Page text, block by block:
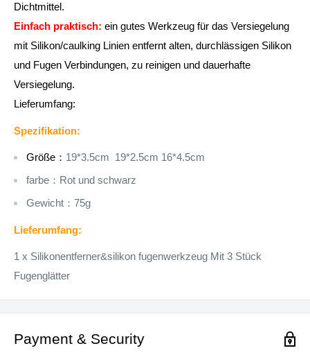
Dichtmittel.
Einfach praktisch: ein gutes Werkzeug für das Versiegelung
mit Silikon/caulking Linien entfernt alten, durchlässigen Silikon
und Fugen Verbindungen, zu reinigen und dauerhafte
Versiegelung.
Lieferumfang:
Spezifikation:
Größe： 19*3.5cm 19*2.5cm 16*4.5cm
farbe：Rot und schwarz
Gewicht：75g
Lieferumfang:
1 x Silikonentferner&silikon fugenwerkzeug Mit 3 Stück
Fugenglätter
Payment & Security